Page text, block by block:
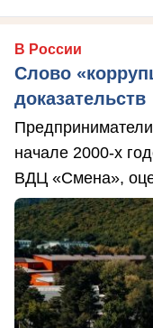
В России
Слово
доказательств
начале 2000-х
ВДЦ «Смена»,